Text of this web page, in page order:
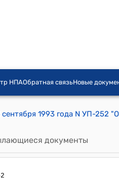
НПАОбратная связьНовые
1993 года N УП-252
документы